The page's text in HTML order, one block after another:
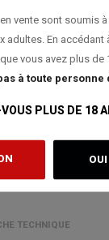
vente sont soumis
adultes. En accédant
vous avez plus de
à toute personne
PLUS DE 18
OUI
AJOUTER AU
DE SOUHAITS
TECHNIQUE